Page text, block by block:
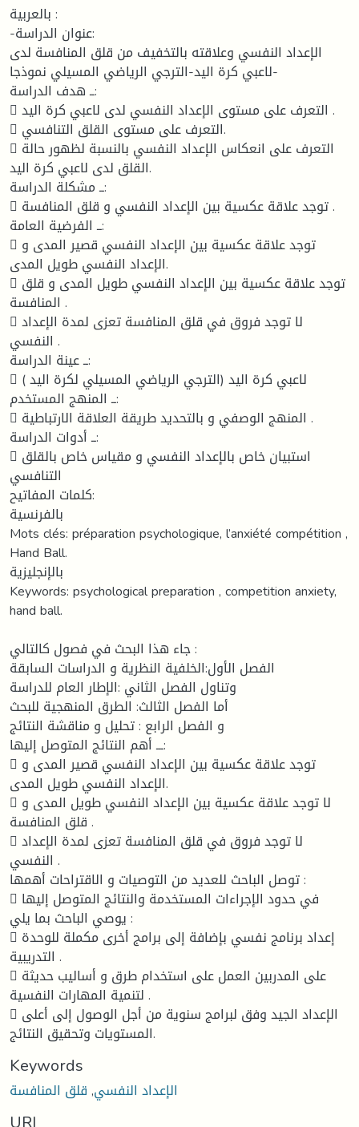
بالعربية :
-عنوان الدراسة:
الإعداد النفسي وعلاقته بالتخفيف من قلق المنافسة لدى
لاعبي كرة اليد-الترجي الرياضي المسيلي نموذجا-
ــ هدف الدراسة:
 التعرف على مستوى الإعداد النفسي لدى لاعبي كرة اليد .
 التعرف على مستوى القلق التنافسي.
 التعرف على انعكاس الإعداد النفسي بالنسبة لظهور حالة
القلق لدى لاعبي كرة اليد.
ــ مشكلة الدراسة:
 توجد علاقة عكسية بين الإعداد النفسي و قلق المنافسة .
ــ الفرضية العامة:
 توجد علاقة عكسية بين الإعداد النفسي قصير المدى و
الإعداد النفسي طويل المدى.
 توجد علاقة عكسية بين الإعداد النفسي طويل المدى و قلق
المنافسة .
 لا توجد فروق في قلق المنافسة تعزى لمدة الإعداد
النفسي .
ــ عينة الدراسة:
 لاعبي كرة اليد (الترجي الرياضي المسيلي لكرة اليد )
ــ المنهج المستخدم:
 المنهج الوصفي و بالتحديد طريقة العلاقة الارتباطية .
ــ أدوات الدراسة:
 استبيان خاص بالإعداد النفسي و مقياس خاص بالقلق
التنافسي
كلمات المفاتيح:
بالفرنسية
Mots clés: préparation psychologique, l’anxiété compétition ,
Hand Ball.
بالإنجليزية
Keywords: psychological preparation , competition anxiety,
hand ball.
جاء هذا البحث في فصول كالتالي :
الفصل الأول:الخلفية النظرية و الدراسات السابقة
وتناول الفصل الثاني :الإطار العام للدراسة
أما الفصل الثالث: الطرق المنهجية للبحث
و الفصل الرابع : تحليل و مناقشة النتائج
ـــ أهم النتائج المتوصل إليها:
 توجد علاقة عكسية بين الإعداد النفسي قصير المدى و
الإعداد النفسي طويل المدى.
 لا توجد علاقة عكسية بين الإعداد النفسي طويل المدى و
قلق المنافسة .
 لا توجد فروق في قلق المنافسة تعزى لمدة الإعداد
النفسي .
توصل الباحث للعديد من التوصيات و الاقتراحات أهمها :
 في حدود الإجراءات المستخدمة والنتائج المتوصل إليها
يوصي الباحث بما يلي :
 إعداد برنامج نفسي بإضافة إلى برامج أخرى مكملة للوحدة
التدريبية .
 على المدربين العمل على استخدام طرق و أساليب حديثة
لتنمية المهارات النفسية .
 الإعداد الجيد وفق لبرامج سنوية من أجل الوصول إلى أعلى
المستويات وتحقيق النتائج.
Keywords
الإعداد النفسي,قلق المنافسة